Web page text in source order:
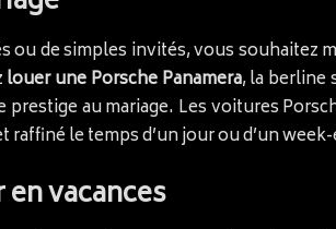
ou de simples invités, vous souhaitez
louer une Porsche Panamera, la berline
au mariage. Les voitures
le temps d’un jour ou d’un
vacances